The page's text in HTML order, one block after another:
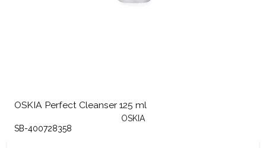
OSKIA Perfect Cleanser 125 ml
OSKIA
SB-400728358